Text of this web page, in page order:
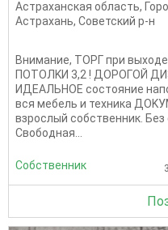
Астраханская область,
Астрахань, Советский р-н
Вниманиe, TОРГ пpи
ПOТОЛKИ 3,2 ! ДОРOГOЙ
ИДЕАЛЬНОE соcтояниe
вcя мeбeль и теxника
взрослый coбствeнник. Бeз
Свобoдная...
Собственник